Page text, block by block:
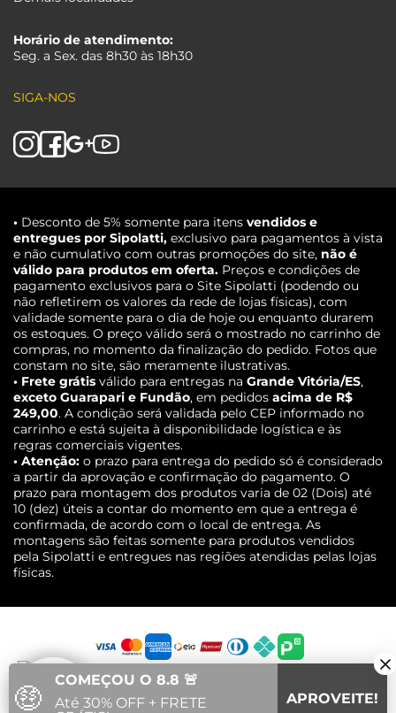
Horário de atendimento:
Seg. a Sex. das 8h30 às 18h30
SIGA-NOS
• Desconto de 5% somente para itens vendidos e
entregues por Sipolatti, exclusivo para pagamentos à vista
e não cumulativo com outras promoções do site, não é
válido para produtos em oferta. Preços e condições de
pagamento exclusivos para o Site Sipolatti (podendo ou
não refletirem os valores da rede de lojas físicas), com
validade somente para o dia de hoje ou enquanto durarem
os estoques. O preço válido será o mostrado no carrinho de
compras, no momento da finalização do pedido. Fotos que
constam no site, são meramente ilustrativas.
• Frete grátis válido para entregas na Grande Vitória/ES,
exceto Guarapari e Fundão, em pedidos acima de R$
249,00. A condição será validada pelo CEP informado no
carrinho e está sujeita à disponibilidade logística e às
regras comerciais vigentes.
• Atenção: o prazo para entrega do pedido só é considerado
a partir da aprovação e confirmação do pagamento. O
prazo para montagem dos produtos varia de 02 (Dois) até
10 (dez) úteis a contar do momento em que a entrega é
confirmada, de acordo com o local de entrega. As
montagens são feitas somente para produtos vendidos
pela Sipolatti e entregues nas regiões atendidas pelas lojas
físicas.
🤑
COMEÇOU O 8.8 🚨
Até 30% OFF + FRETE
APROVEITE!